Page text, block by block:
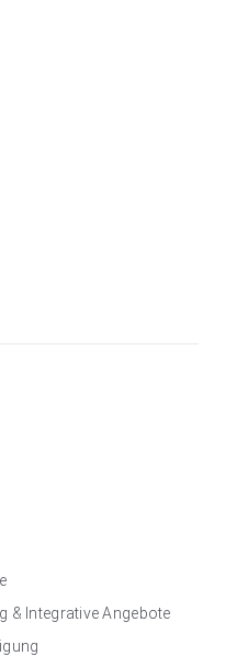
& Integrative Angebote